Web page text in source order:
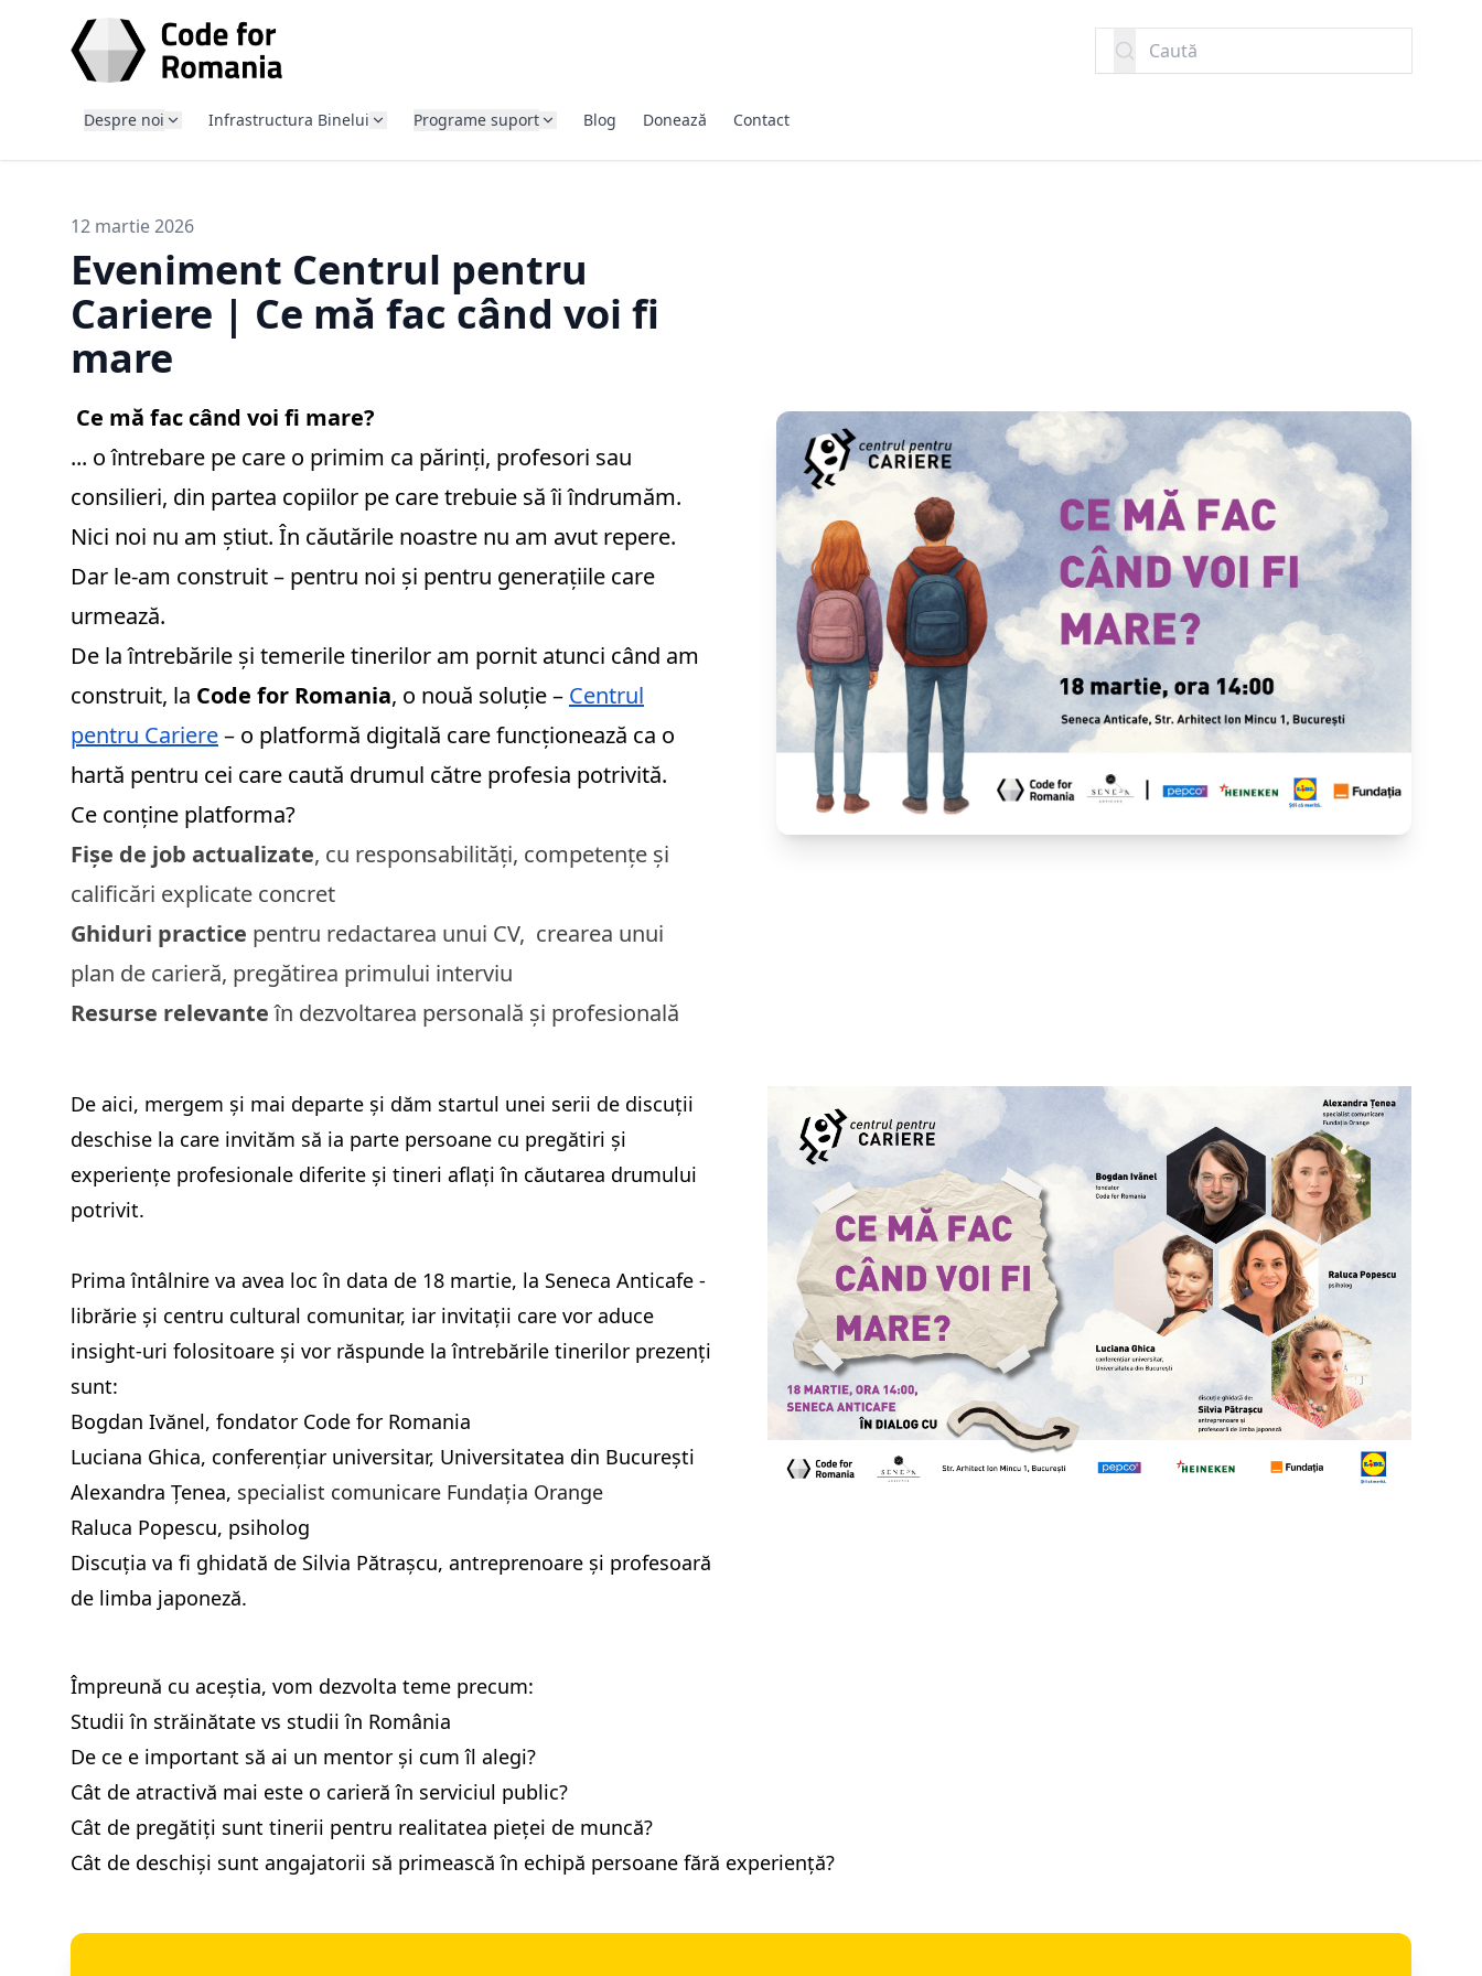
Caută
Despre noi Infrastructura Binelui Programe suport Blog Donează Contact
12 martie 2026
Eveniment Centrul pentru
Cariere | Ce mă fac când voi fi
mare
Ce mă fac când voi fi mare?
... o întrebare pe care o primim ca părinți, profesori sau
consilieri, din partea copiilor pe care trebuie să îi îndrumăm.
Nici noi nu am știut. În căutările noastre nu am avut repere.
Dar le-am construit – pentru noi și pentru generațiile care
urmează.
De la întrebările și temerile tinerilor am pornit atunci când am
construit, la Code for Romania, o nouă soluție – Centrul
pentru Cariere– o platformă digitală care funcționează ca o
hartă pentru cei care caută drumul către profesia potrivită.
Ce conține platforma?
Fișe de job actualizate, cu responsabilități, competențe și
calificări explicate concret
Ghiduri practice pentru redactarea unui CV, crearea unui
plan de carieră, pregătirea primului interviu
Resurse relevanteîn dezvoltarea personală și profesională
De aici, mergem și mai departe și dăm startul unei serii de discuții
deschise la care invităm să ia parte persoane cu pregătiri și
experiențe profesionale diferite și tineri aflați în căutarea drumului
potrivit.
Prima întâlnire va avea loc în data de 18 martie, la Seneca Anticafe -
librărie și centru cultural comunitar, iar invitații care vor aduce
insight-uri folositoare și vor răspunde la întrebările tinerilor prezenți
sunt:
Bogdan Ivănel, fondator Code for Romania
Luciana Ghica, conferențiar universitar, Universitatea din București
Alexandra Țenea, specialist comunicare Fundația Orange
Raluca Popescu, psiholog
Discuția va fi ghidată de Silvia Pătrașcu, antreprenoare și profesoară
de limba japoneză.
Împreună cu aceștia, vom dezvolta teme precum:
Studii în străinătate vs studii în România
De ce e important să ai un mentor și cum îl alegi?
Cât de atractivă mai este o carieră în serviciul public?
Cât de pregătiți sunt tinerii pentru realitatea pieței de muncă?
Cât de deschiși sunt angajatorii să primească în echipă persoane fără experiență?